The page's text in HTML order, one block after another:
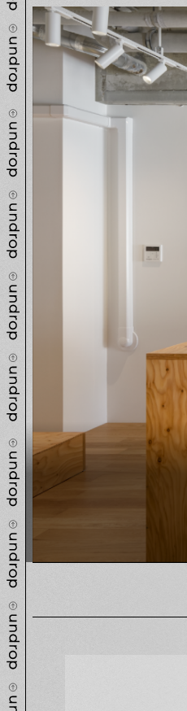
可変するキッチンスタジオ